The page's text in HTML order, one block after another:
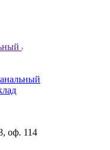
оф. 114